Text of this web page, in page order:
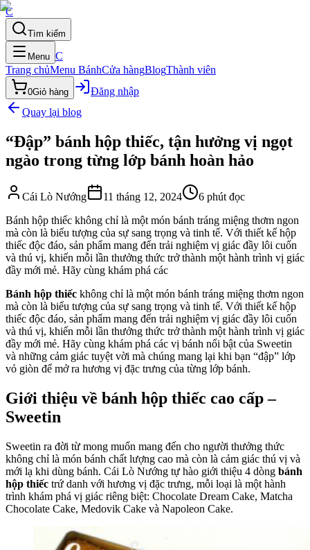
C
Tìm kiếm
Menu C
Trang chủMenu BánhCửa hàngBlogThành viên
0Giỏ hàng
Đăng nhập
Quay lại blog
“Đập” bánh hộp thiếc, tận hưởng vị ngọt
ngào trong từng lớp bánh hoàn hảo
Cái Lò Nướng 11 tháng 12, 2024 6 phút đọc
Bánh hộp thiếc không chỉ là một món bánh tráng miệng thơm ngon
mà còn là biểu tượng của sự sang trọng và tinh tế. Với thiết kế hộp
thiếc độc đáo, sản phẩm mang đến trải nghiệm vị giác đầy lôi cuốn
và thú vị, khiến mỗi lần thưởng thức trở thành một hành trình vị giác
đầy mới mẻ. Hãy cùng khám phá các
Bánh hộp thiếc không chỉ là một món bánh tráng miệng thơm ngon
mà còn là biểu tượng của sự sang trọng và tinh tế. Với thiết kế hộp
thiếc độc đáo, sản phẩm mang đến trải nghiệm vị giác đầy lôi cuốn
và thú vị, khiến mỗi lần thưởng thức trở thành một hành trình vị giác
đầy mới mẻ. Hãy cùng khám phá các vị bánh nổi bật của Sweetin
và những cảm giác tuyệt vời mà chúng mang lại khi bạn “đập” lớp
vỏ giòn để mở ra hương vị đặc trưng của từng lớp bánh.
Giới thiệu về bánh hộp thiếc cao cấp –
Sweetin
Sweetin ra đời từ mong muốn mang đến cho người thưởng thức
không chỉ là món bánh chất lượng cao mà còn là cảm giác thú vị và
mới lạ khi dùng bánh. Cái Lò Nướng tự hào giới thiệu 4 dòng bánh
hộp thiếc trứ danh với hương vị đặc trưng, mỗi loại là một hành
trình khám phá vị giác riêng biệt: Chocolate Dream Cake, Matcha
Chocolate Cake, Medovik Cake và Napoleon Cake.